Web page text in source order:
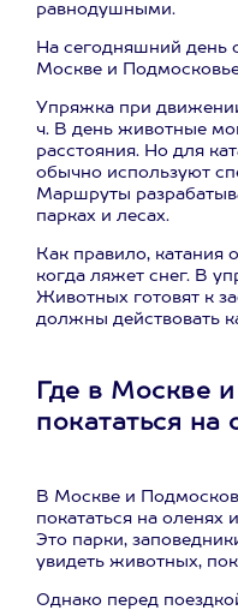
равнодушными.
На сегодняшний день
Москве и
Упряжка при
ч. В день животные
расстояния. Но для
обычно используют
Маршруты
парках и лесах.
Как правило, катания
когда ляжет снег. В
Животных готовят к
должны действовать
Где в Москве
покататься на
В Москве и
покататься на
Это парки,
увидеть животных,
Однако перед